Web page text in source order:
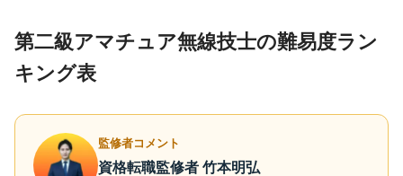
第二級アマチュア無線技士の難易度ラン
キング表
監修者コメント
資格転職監修者 竹本明弘